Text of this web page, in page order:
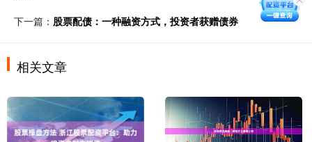
下一篇： 股票配债：一种融资方式，投资者获赠债券
相关文章